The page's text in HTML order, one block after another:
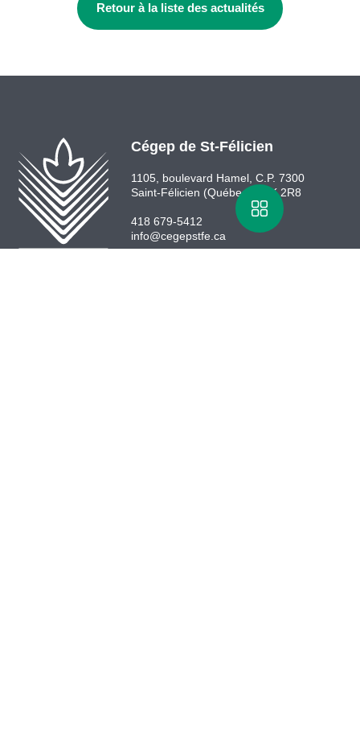
Retour à la liste des actualités
Cégep de St-Félicien
1105, boulevard Hamel, C.P. 7300
Saint-Félicien (Québec) G8K 2R8
418 679-5412
info@cegepstfe.ca